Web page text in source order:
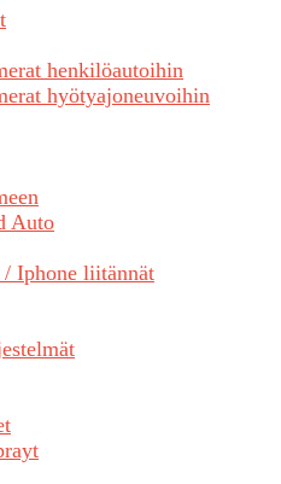
henkilöautoihin
hyötyajoneuvoihin
Auto
Iphone liitännät